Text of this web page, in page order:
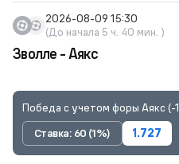
2026-08-09 15:30
(До начала 5 ч. 40 мин. )
Зволле - Аякс
Победа с учетом форы Аякс (-
Ставка: 60 (1%)
1.727